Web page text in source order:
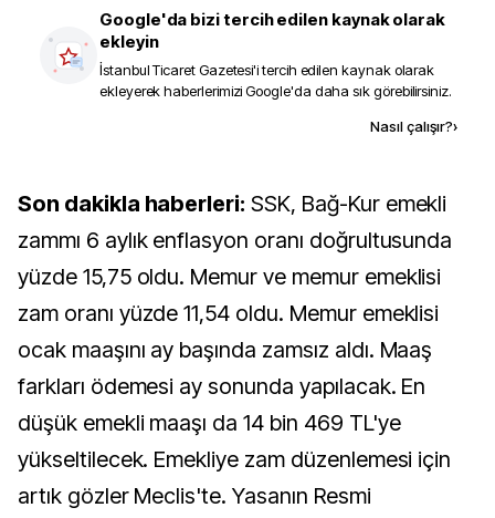
Google'da bizi tercih edilen kaynak olarak
ekleyin
İstanbul Ticaret Gazetesi'i tercih edilen kaynak olarak
ekleyerek haberlerimizi Google'da daha sık görebilirsiniz.
Nasıl çalışır?›
Son dakikla haberleri: SSK, Bağ-Kur emekli
zammı 6 aylık enflasyon oranı doğrultusunda
yüzde 15,75 oldu. Memur ve memur emeklisi
zam oranı yüzde 11,54 oldu. Memur emeklisi
ocak maaşını ay başında zamsız aldı. Maaş
farkları ödemesi ay sonunda yapılacak. En
düşük emekli maaşı da 14 bin 469 TL'ye
yükseltilecek. Emekliye zam düzenlemesi için
artık gözler Meclis'te. Yasanın Resmi